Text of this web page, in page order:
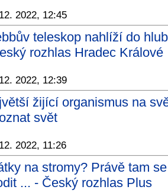
2022, 12:45
teleskop nahlíží do
rozhlas Hradec Králové
2022, 12:39
žijící organismus na
svět
2022, 11:26
na stromy? Právě tam
... - Český rozhlas Plus